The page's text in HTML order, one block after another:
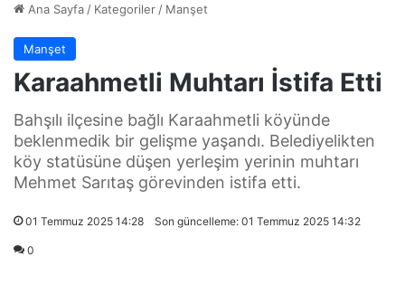
Ana Sayfa/ Kategoriler/ Manşet
Manşet
Karaahmetli Muhtarı İstifa Etti
Bahşılı ilçesine bağlı Karaahmetli köyünde
beklenmedik bir gelişme yaşandı. Belediyelikten
köy statüsüne düşen yerleşim yerinin muhtarı
Mehmet Sarıtaş görevinden istifa etti.
01 Temmuz 2025 14:28 Son güncelleme: 01 Temmuz 2025 14:32
0